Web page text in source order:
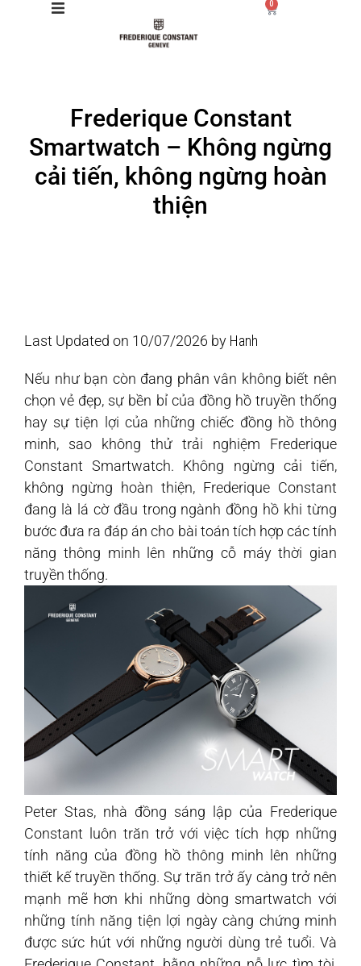
Manufacture
Sản phẩm
0
Frederique Constant
Smartwatch – Không ngừng
cải tiến, không ngừng hoàn
thiện
Last Updated on 10/07/2026 by Hanh
Nếu như bạn còn đang phân vân không biết nên
chọn vẻ đẹp, sự bền bỉ của đồng hồ truyền thống
hay sự tiện lợi của những chiếc đồng hồ thông
minh, sao không thử trải nghiệm Frederique
Constant Smartwatch. Không ngừng cải tiến,
không ngừng hoàn thiện, Frederique Constant
đang là lá cờ đầu trong ngành đồng hồ khi từng
bước đưa ra đáp án cho bài toán tích hợp các tính
năng thông minh lên những cỗ máy thời gian
truyền thống.
Peter Stas, nhà đồng sáng lập của Frederique
Constant luôn trăn trở với việc tích hợp những
tính năng của đồng hồ thông minh lên những
thiết kế truyền thống. Sự trăn trở ấy càng trở nên
mạnh mẽ hơn khi những dòng smartwatch với
những tính năng tiện lợi ngày càng chứng minh
được sức hút với những người dùng trẻ tuổi. Và